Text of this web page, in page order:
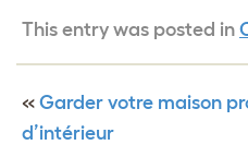
This entry was posted in
« Garder votre maison
d’intérieur